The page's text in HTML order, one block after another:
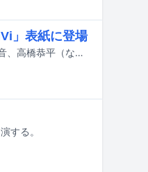
」表紙に登場
8月7日公開の映画「ブルーロック」で主要キャラクターを演じる高橋文哉、櫻井海音、高橋恭平（なにわ男子）、K（&TEAM）が、7月23日発売の雑誌「ViVi」9月号特別版の表紙に登場する。
する。